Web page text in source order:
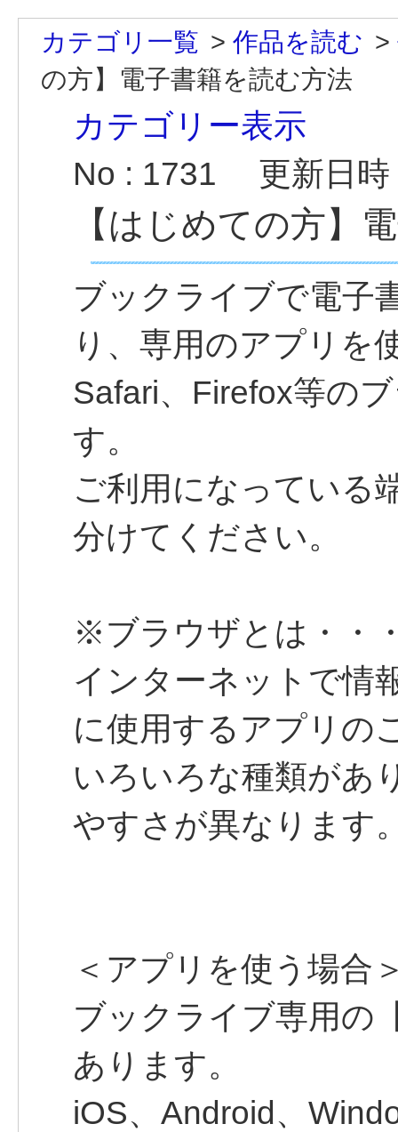
カテゴリ一覧 > 作品を読む >
の方】電子書籍を読む方法
カテゴリー表示
No : 1731
更新日
【はじめての方】
ブックライブで電子
り、専用のアプリを
Safari、Firefox等の
す。
ご利用になっている
分けてください。
※ブラウザとは・・
インターネットで情
に使用するアプリの
いろいろな種類があ
やすさが異なります
＜アプリを使う場合
ブックライブ専用の
あります。
iOS、Android、